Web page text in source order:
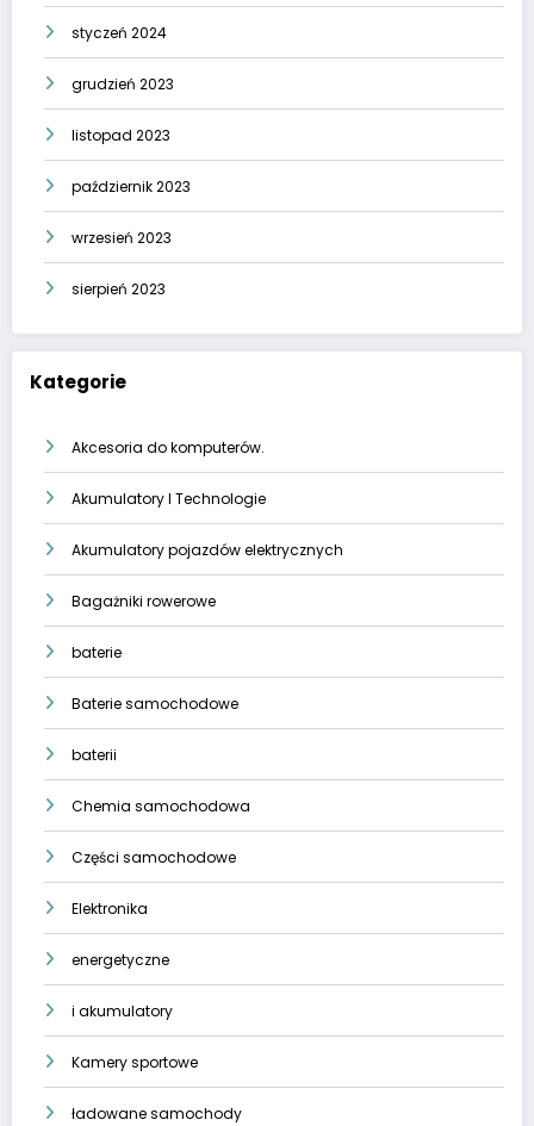
styczeń 2024
grudzień 2023
listopad 2023
październik 2023
wrzesień 2023
sierpień 2023
Kategorie
Akcesoria do komputerów.
Akumulatory I Technologie
Akumulatory pojazdów elektrycznych
Bagażniki rowerowe
baterie
Baterie samochodowe
baterii
Chemia samochodowa
Części samochodowe
Elektronika
energetyczne
i akumulatory
Kamery sportowe
ładowane samochody